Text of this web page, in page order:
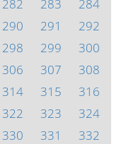
282 283
284
290 291
292
298 299
300
306 307
308
314 315
316
322 323
324
330 331
332